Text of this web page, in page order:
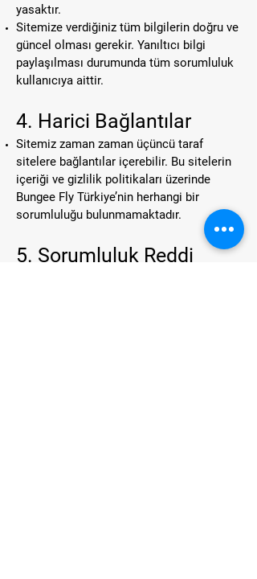
yasaktır.
Sitemize verdiğiniz tüm bilgilerin doğru ve
güncel olması gerekir. Yanıltıcı bilgi
paylaşılması durumunda tüm sorumluluk
kullanıcıya aittir.
4. Harici Bağlantılar
Sitemiz zaman zaman üçüncü taraf
sitelere bağlantılar içerebilir. Bu sitelerin
içeriği ve gizlilik politikaları üzerinde
Bungee Fly Türkiye’nin herhangi bir
sorumluluğu bulunmamaktadır.
5. Sorumluluk Reddi